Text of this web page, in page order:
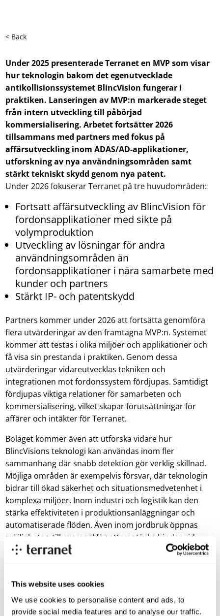
This website uses cookies
We use cookies to personalise content and ads, to
provide social media features and to analyse our traffic.
< Back
Under 2025 presenterade Terranet en MVP som visar
hur teknologin bakom det egenutvecklade
antikollisionssystemet BlincVision fungerar i
praktiken. Lanseringen av MVP:n markerade steget
från intern utveckling till påbörjad
kommersialisering. Arbetet fortsätter 2026
tillsammans med partners med fokus på
affärsutveckling inom ADAS/AD-applikationer,
utforskning av nya användningsområden samt
stärkt tekniskt skydd genom nya patent.
Under 2026 fokuserar Terranet på tre huvudområden:
Fortsatt affärsutveckling av BlincVision för
fordonsapplikationer med sikte på
volymproduktion
Utveckling av lösningar för andra
användningsområden än
fordonsapplikationer i nära samarbete med
kunder och partners
Stärkt IP- och patentskydd
Partners kommer under 2026 att fortsätta genomföra
flera utvärderingar av den framtagna MVP:n. Systemet
kommer att testas i olika miljöer och applikationer och
få visa sin prestanda i praktiken. Genom dessa
utvärderingar vidareutvecklas tekniken och
integrationen mot fordonssystem fördjupas. Samtidigt
fördjupas viktiga relationer för samarbeten och
kommersialisering, vilket skapar förutsättningar för
affärer och intäkter för Terranet.
Bolaget kommer även att utforska vidare hur
BlincVisions teknologi kan användas inom fler
sammanhang där snabb detektion gör verklig skillnad.
Möjliga områden är exempelvis försvar, där teknologin
bidrar till ökad säkerhet och situationsmedvetenhet i
komplexa miljöer. Inom industri och logistik kan den
stärka effektiviteten i produktionsanläggningar och
automatiserade flöden. Även inom jordbruk öppnas
möjligheter, till exempel för att upptäcka hinder vid
automatiserad maskinkörning eller skapa säkrare
samarbeten och affärsmöjligheter.
Samtidigt stärker Terranet sitt patentskydd genom nya